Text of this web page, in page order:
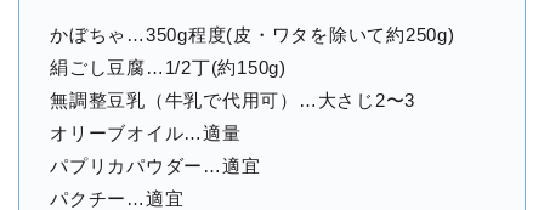
かぼちゃ…350g程度(皮・ワタを除いて約250g)
絹ごし豆腐…1/2丁(約150g)
無調整豆乳（牛乳で代用可）…大さじ2〜3
オリーブオイル…適量
パプリカパウダー…適宜
パクチー…適宜